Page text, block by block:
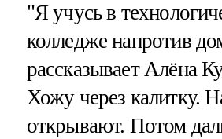
"Я учусь в
колледже напротив
рассказывает Алёна
Хожу через калитку.
открывают. Потом